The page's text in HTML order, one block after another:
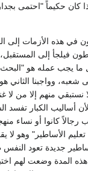
كان حكيماً "احتمى
في هذه الأزمات إلى
فيلجأ إلى
ما يجب عمله هو
شعبه، وواجبنا الثاني
نستبقي منهم إلا من
أساليب الكبار تفسد
كانوا أو نساء
الأساطير" وهو لا
جديدة تعود النفس
هذه المدة وضعت لهم